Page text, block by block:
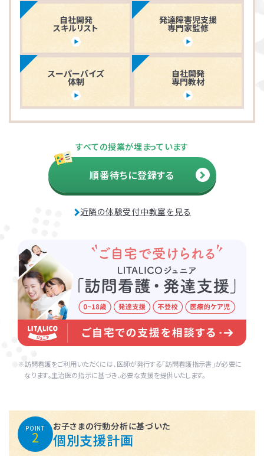
自社開発
スキルリスト
発達障害児支援
専門家監修
スーパーバイズ
体制
自社開発
専門教材
すべての授業が埋まっています
順番待ちに登録する
近隣の体験受付中教室を見る
訪問看護をご利用いただくには、医師が発行する「訪問看護指示書」が必要に
なります。主治医の指示に基づき、必要な支援を提供いたします。
POINT
2
お子さまの行動分析に基づいた
個別支援計画